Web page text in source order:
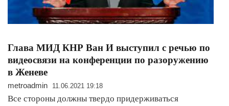
Глава МИД КНР Ван И выступил с речью по
видеосвязи на конференции по разоружению
в Женеве
metroadmin 11.06.2021 19:18
Все стороны должны твердо придерживаться